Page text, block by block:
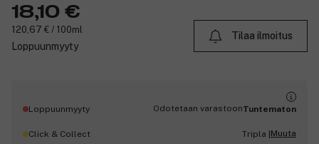
18,10 €
120,67 € / 100ml
Loppuunmyyty
Tilaa ilmoitus
Loppuunmyyty Odotetaan varastoonTuntematon
Click & Collect Tripla |Muuta